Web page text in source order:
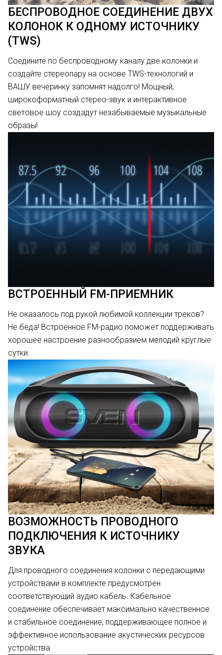
БЕСПРОВОДНОЕ СОЕДИНЕНИЕ ДВУХ
КОЛОНОК К ОДНОМУ ИСТОЧНИКУ
(TWS)
Соедините по беспроводному каналу две колонки и
создайте стереопару на основе TWS-технологий и
ВАШУ вечеринку запомнят надолго! Мощный,
широкоформатный стерео-звук и интерактивное
световое шоу создадут незабываемые музыкальные
образы!
ВСТРОЕННЫЙ FM-ПРИЕМНИК
Не оказалось под рукой любимой коллекции треков?
Не беда! Встроенное FM-радио поможет поддерживать
хорошее настроение разнообразием мелодий круглые
сутки.
ВОЗМОЖНОСТЬ ПРОВОДНОГО
ПОДКЛЮЧЕНИЯ К ИСТОЧНИКУ
ЗВУКА
Для проводного соединения колонки с передающими
устройствами в комплекте предусмотрен
соответствующий аудио кабель. Кабельное
соединение обеспечивает максимально качественное
и стабильное соединение, поддерживающее полное и
эффективное использование акустических ресурсов
устройства.